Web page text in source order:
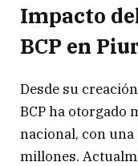
Impacto
BCP en
Desde su
BCP ha otorgado
nacional, con
millones.